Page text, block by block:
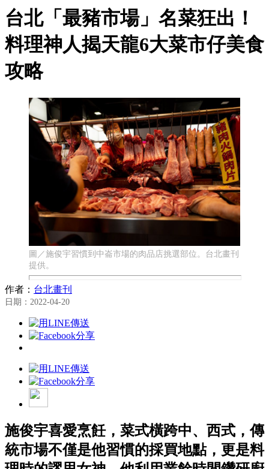
台北「最豬市場」名菜狂出！
料理神人揭天龍6大菜市仔美食
攻略
圖／施俊宇習慣到中崙市場的肉品店挑選部位。台北畫刊
提供。
作者： 台北畫刊
日期：2022-04-20
施俊宇喜愛烹飪，菜式橫跨中、西式，傳
統市場不僅是他習慣的採買地點，更是料